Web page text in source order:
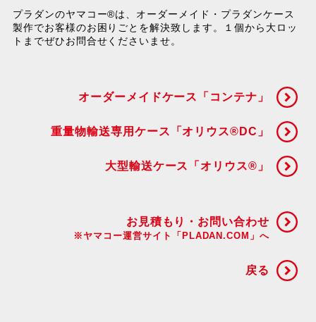
プラダンのヤマコー®は、オーダーメイド・プラダンケース
製作でお客様のお困りごとを解決致します。１個から大ロッ
トまでぜひお問合せくださいませ。
オーダーメイドケース「コンテナ」
重量物輸送専用ケース「オリウス®DC」
大型輸送ケース「オリウス®」
お見積もり・お問い合わせ
※ヤマコー運営サイト「PLADAN.COM」へ
戻る